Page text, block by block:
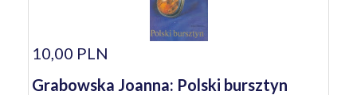
10,00 PLN
Grabowska Joanna: Polski bursztyn